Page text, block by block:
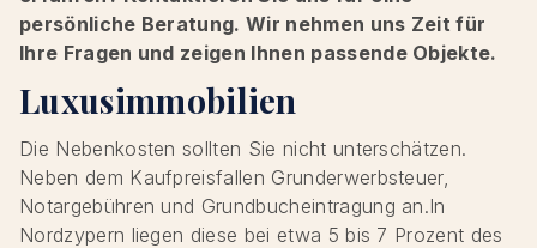
persönliche Beratung. Wir nehmen uns Zeit für
Ihre Fragen und zeigen Ihnen passende Objekte.
Luxusimmobilien
Die Nebenkosten sollten Sie nicht unterschätzen.
Neben dem Kaufpreisfallen Grunderwerbsteuer,
Notargebühren und Grundbucheintragung an.In
Nordzypern liegen diese bei etwa 5 bis 7 Prozent des